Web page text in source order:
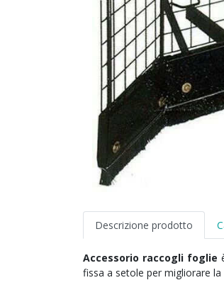
Descrizione prodotto
Accessorio raccogli foglie
fissa a setole per migliorare